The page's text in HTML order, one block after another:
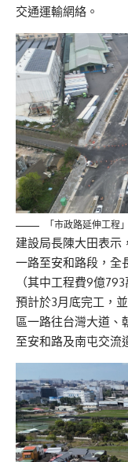
交通運輸網絡。
「市政路延伸工程
建設局長陳大田表示
一路至安和路段，全
（其中工程費9億
預計於3月底完工，
區一路往台灣大道、
至安和路及南屯交流